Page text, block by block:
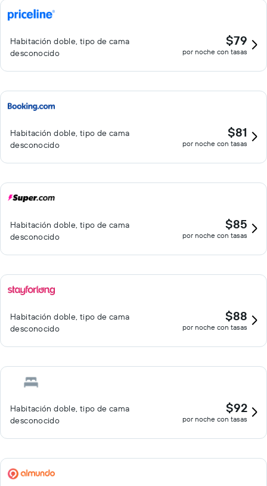
Habitación doble, tipo de cama
desconocido
$79
por noche con tasas
Habitación doble, tipo de cama
desconocido
$81
por noche con tasas
Habitación doble, tipo de cama
desconocido
$85
por noche con tasas
Habitación doble, tipo de cama
desconocido
$88
por noche con tasas
Habitación doble, tipo de cama
desconocido
$92
por noche con tasas